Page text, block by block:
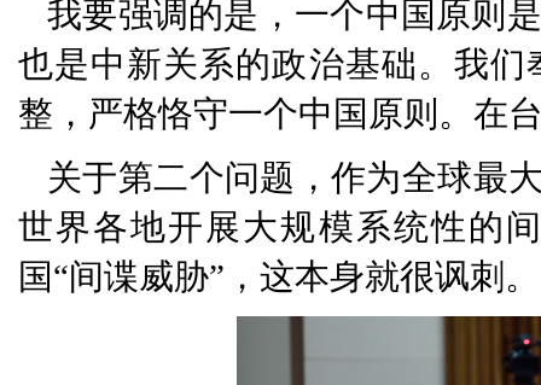
我要强调的是，一个中国原则
也是中新关系的政治基础。我
整，严格恪守一个中国原则。在
关于第二个问题，作为全球最
世界各地开展大规模系统性的
国“间谍威胁”，这本身就很讽刺。